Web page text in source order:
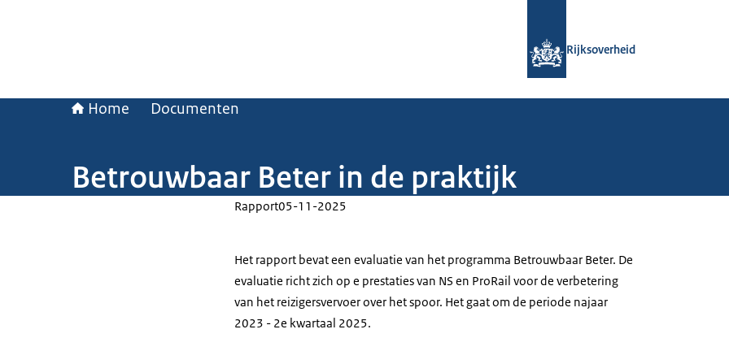
Rijksoverheid
Home Documenten
Betrouwbaar Beter in de praktijk
Rapport05-11-2025
Het rapport bevat een evaluatie van het programma Betrouwbaar Beter. De
evaluatie richt zich op e prestaties van NS en ProRail voor de verbetering
van het reizigersvervoer over het spoor. Het gaat om de periode najaar
2023 - 2e kwartaal 2025.